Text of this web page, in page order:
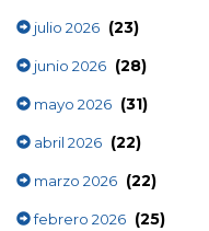
julio 2026 (23)
junio 2026 (28)
mayo 2026 (31)
abril 2026 (22)
marzo 2026 (22)
febrero 2026 (25)